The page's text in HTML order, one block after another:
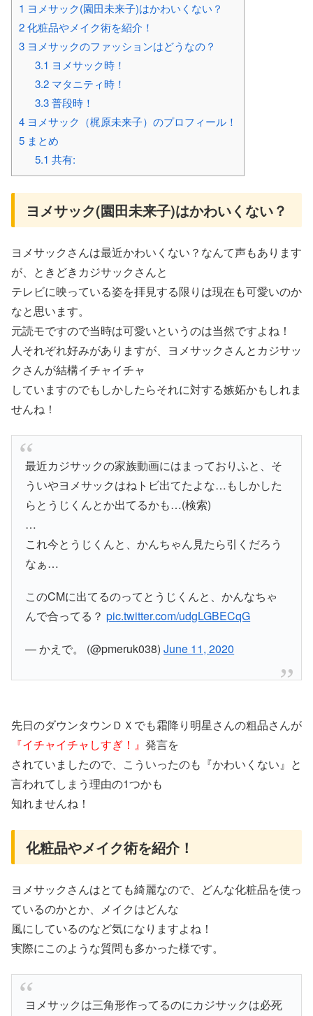
1 ヨメサック(園田未来子)はかわいくない？
2化粧品やメイク術を紹介！
3 ヨメサックのファッションはどうなの？
3.1 ヨメサック時！
3.2マタニティ時！
3.3普段時！
4 ヨメサック（梶原未来子）のプロフィール！
5 まとめ
5.1 共有:
ヨメサック(園田未来子)はかわいくない？
ヨメサックさんは最近かわいくない？なんて声もあります
が、ときどきカジサックさんと
テレビに映っている姿を拝見する限りは現在も可愛いのか
なと思います。
元読モですので当時は可愛いというのは当然ですよね！
人それぞれ好みがありますが、ヨメサックさんとカジサッ
クさんが結構イチャイチャ
していますのでもしかしたらそれに対する嫉妬かもしれま
せんね！
最近カジサックの家族動画にはまっておりふと、そ
ういやヨメサックはねトビ出てたよな…もしかした
らとうじくんとか出てるかも…(検索)
…
これ今とうじくんと、かんちゃん見たら引くだろう
なぁ…
このCMに出てるのってとうじくんと、かんなちゃ
んで合ってる？pic.twitter.com/udgLGBECqG
— かえで。 (@pmeruk038)June 11, 2020
先日のダウンタウンＤＸでも霜降り明星さんの粗品さんが
『イチャイチャしすぎ！』 発言を
されていましたので、こういったのも『かわいくない』と
言われてしまう理由の1つかも
知れませんね！
化粧品やメイク術を紹介！
ヨメサックさんはとても綺麗なので、どんな化粧品を使っ
ているのかとか、メイクはどんな
風にしているのなど気になりますよね！
実際にこのような質問も多かった様です。
ヨメサックは三角形作ってるのにカジサックは必死